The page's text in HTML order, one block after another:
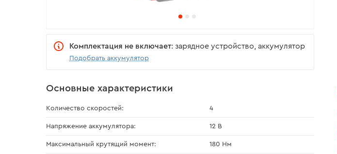
Комплектация не включает: зарядное устройство, аккумулятор
Подобрать аккумулятор
Основные характеристики
Количество скоростей: 4
Напряжение аккумулятора: 12 В
Максимальный крутящий момент: 180 Нм